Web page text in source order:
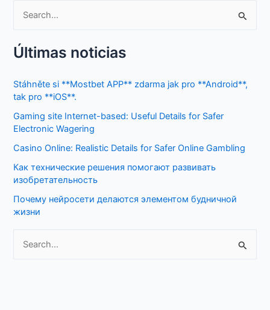
a
c
f
Últimas noticias
Stáhněte si **Mostbet APP** zdarma jak pro **Android**,
tak pro **iOS**.
Gaming site Internet-based: Useful Details for Safer
Electronic Wagering
Casino Online: Realistic Details for Safer Online Gambling
Как технические решения помогают развивать
изобретательность
Почему нейросети делаются элементом будничной
жизни